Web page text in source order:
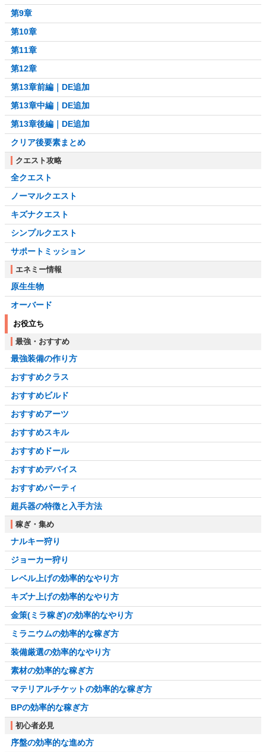
第9章
第10章
第11章
第12章
第13章前編｜DE追加
第13章中編｜DE追加
第13章後編｜DE追加
クリア後要素まとめ
クエスト攻略
全クエスト
ノーマルクエスト
キズナクエスト
シンプルクエスト
サポートミッション
エネミー情報
原生生物
オーバード
お役立ち
最強・おすすめ
最強装備の作り方
おすすめクラス
おすすめビルド
おすすめアーツ
おすすめスキル
おすすめドール
おすすめデバイス
おすすめパーティ
超兵器の特徴と入手方法
稼ぎ・集め
ナルキー狩り
ジョーカー狩り
レベル上げの効率的なやり方
キズナ上げの効率的なやり方
金策(ミラ稼ぎ)の効率的なやり方
ミラニウムの効率的な稼ぎ方
装備厳選の効率的なやり方
素材の効率的な稼ぎ方
マテリアルチケットの効率的な稼ぎ方
BPの効率的な稼ぎ方
初心者必見
序盤の効率的な進め方